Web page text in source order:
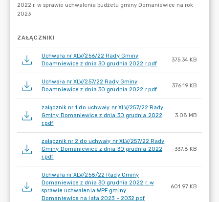
ZAŁĄCZNIKI
Uchwała nr XLV/256/22 Rady Gminy
Doamniewice z dnia 30 grudnia 2022 r.pdf
375.34 KB
Uchwała nr XLV/257/22 Rady Gminy
Doamniewice z dnia 30 grudnia 2022 r.pdf
376.19 KB
załącznik nr 1 do uchwały nr XLV/257/22 Rady
Gminy Domaniewice z dnia 30 grudnia 2022
r.pdf
3.08 MB
załącznik nr 2 do uchwały nr XLV/257/22 Rady
Gminy Domaniewice z dnia 30 grudnia 2022
r.pdf
337.8 KB
Uchwała nr XLV/258/22 Rady Gminy
Domaniewice z dnia 30 grudnia 2022 r. w
sprawie uchwalenia WPF gminy
Domaniewice na lata 2023 – 2032.pdf
601.97 KB